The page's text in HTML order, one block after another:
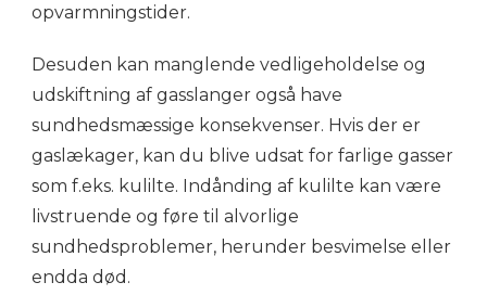
opvarmningstider.
Desuden kan manglende vedligeholdelse og
udskiftning af gasslanger også have
sundhedsmæssige konsekvenser. Hvis der er
gaslækager, kan du blive udsat for farlige gasser
som f.eks. kulilte. Indånding af kulilte kan være
livstruende og føre til alvorlige
sundhedsproblemer, herunder besvimelse eller
endda død.